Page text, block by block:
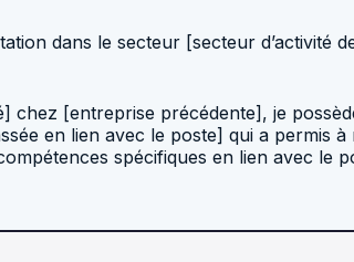
dans le secteur [secteur d’activité
chez [entreprise précédente], je
en lien avec le poste] qui a permis
spécifiques en lien avec le